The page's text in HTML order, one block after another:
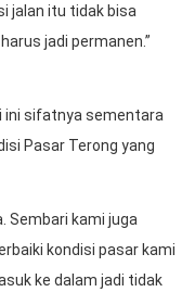
jalan itu tidak bisa
jadi permanen.”
ini sifatnya sementara
Pasar Terong yang
Sembari kami juga
kondisi pasar kami
ke dalam jadi tidak